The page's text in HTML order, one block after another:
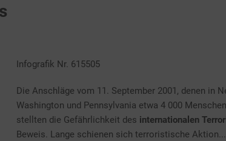
Infografik Nr. 615505
Die Anschläge vom 11. September 2001, denen in
Washington und Pennsylvania etwa 4 000
stellten die Gefährlichkeit des internationalen
Beweis. Lange schienen sich terroristische Aktion...